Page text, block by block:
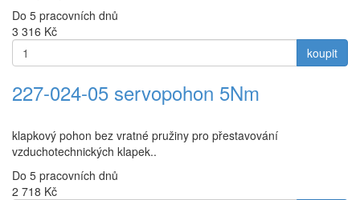
Do 5 pracovních dnů
3 316 Kč
koupit
227-024-05 servopohon 5Nm
klapkový pohon bez vratné pružiny pro přestavování
vzduchotechnických klapek..
Do 5 pracovních dnů
2 718 Kč